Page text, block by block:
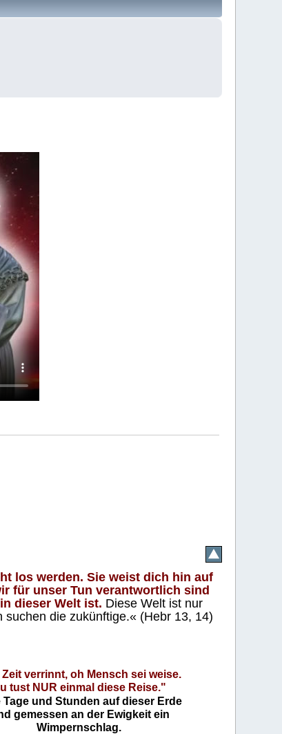
los werden. Sie weist dich hin auf
für unser Tun verantwortlich sind
dieser Welt ist. Diese Welt ist nur
die zukünftige.« (Hebr 13, 14)
verrinnt, oh Mensch sei weise.
tust NUR einmal diese Reise."
Tage und Stunden auf dieser Erde
gemessen an der Ewigkeit ein
Wimpernschlag.